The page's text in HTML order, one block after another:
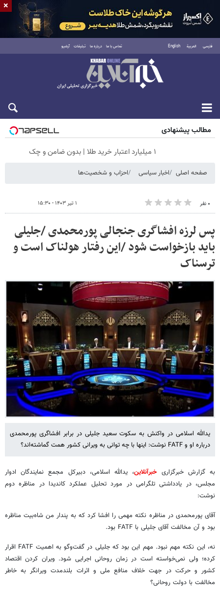
فارسی العربية English تماس با ما درباره ما تبلیغات آرشیو
جمعه ۱۶ مرداد ۱۴۰۵
مطالب پیشنهادی
۱ میلیارد اعتبار خرید طلا | بدون ضامن و چک
صفحه اصلی اخبار سیاسی احزاب و شخصیت‌ها
۰ نفر ۱ تیر ۱۴۰۳ - ۱۵:۳۰
پس لرزه افشاگری جنجالی پورمحمدی /جلیلی
باید بازخواست شود /این رفتار هولناک است و
ترسناک
یدالله اسلامی در واکنش به سکوت سعید جلیلی در برابر افشاگری پورمحمدی
درباره او و FATF نوشت: اینها با چه توانی به ویرانی کشور همت گماشته‌اند؟
به گزارش خبرگزاریخبرآنلاین، یدالله اسلامی، دبیرکل مجمع نمایندگان ادوار
مجلس، در یادداشتی تلگرامی در مورد تحلیل عملکرد کاندیدا در مناظره دوم
نوشت:
آقای پورمحمدی در مناظره نکته مهمی را افشا کرد که به پندار من شاه‌بیت مناظره
بود و آن مخالفت آقای جلیلی با FATF بود.
نه، این نکته مهم نبود. مهم این بود که جلیلی در گفت‌وگو به اهمیت FATF اقرار
کرده؛ ولی نمی‌خواسته است در زمان روحانی اجرایی شود. ویران کردن اقتصاد
کشور و حرکت در جهت خلاف منافع ملی و اثرات بلندمدت ویرانگر به خاطر
مخالفت با دولت روحانی؟
×